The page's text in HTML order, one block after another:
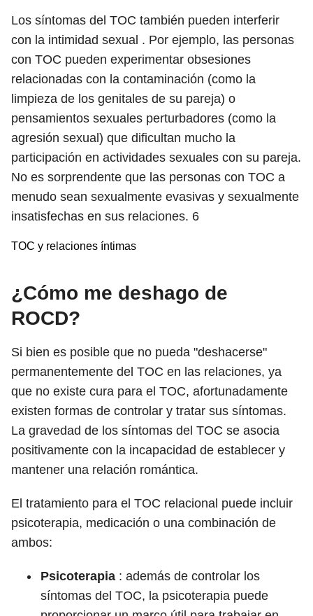
Los síntomas del TOC también pueden interferir
con la intimidad sexual . Por ejemplo, las personas
con TOC pueden experimentar obsesiones
relacionadas con la contaminación (como la
limpieza de los genitales de su pareja) o
pensamientos sexuales perturbadores (como la
agresión sexual) que dificultan mucho la
participación en actividades sexuales con su pareja.
No es sorprendente que las personas con TOC a
menudo sean sexualmente evasivas y sexualmente
insatisfechas en sus relaciones. 6
TOC y relaciones íntimas
¿Cómo me deshago de
ROCD?
Si bien es posible que no pueda "deshacerse"
permanentemente del TOC en las relaciones, ya
que no existe cura para el TOC, afortunadamente
existen formas de controlar y tratar sus síntomas.
La gravedad de los síntomas del TOC se asocia
positivamente con la incapacidad de establecer y
mantener una relación romántica.
El tratamiento para el TOC relacional puede incluir
psicoterapia, medicación o una combinación de
ambos:
Psicoterapia : además de controlar los
síntomas del TOC, la psicoterapia puede